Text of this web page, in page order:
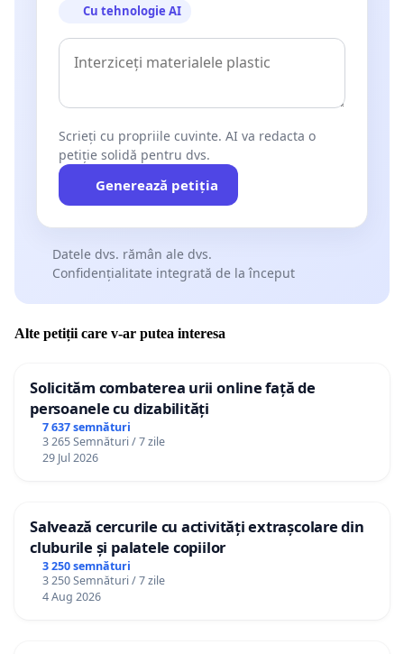
Cu tehnologie AI
Scrieți cu propriile cuvinte. AI va redacta o
petiție solidă pentru dvs.
Generează petiția
Datele dvs. rămân ale dvs.
Confidențialitate integrată de la început
Alte petiții care v-ar putea interesa
Solicităm combaterea urii online față de
persoanele cu dizabilități
7 637 semnături
3 265 Semnături / 7 zile
29 Jul 2026
Salvează cercurile cu activități extrașcolare din
cluburile și palatele copiilor
3 250 semnături
3 250 Semnături / 7 zile
4 Aug 2026